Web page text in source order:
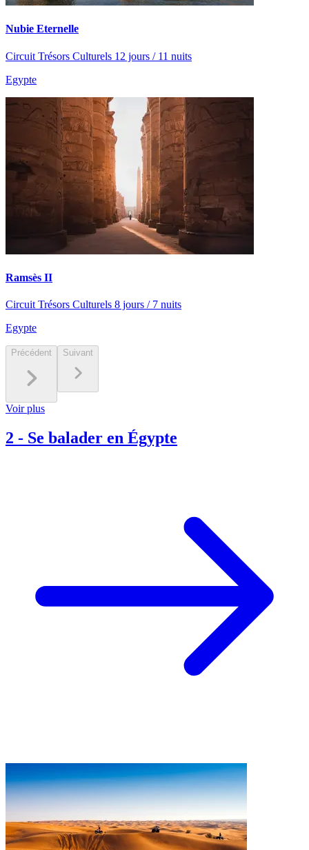
Nubie Eternelle
Circuit Trésors Culturels 12 jours / 11 nuits
Egypte
Ramsès II
Circuit Trésors Culturels 8 jours / 7 nuits
Egypte
Précédent Suivant
Voir plus
2 - Se balader en Égypte